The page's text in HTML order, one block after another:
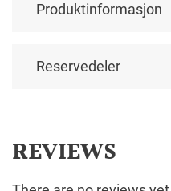
Produktinformasjon
Reservedeler
REVIEWS